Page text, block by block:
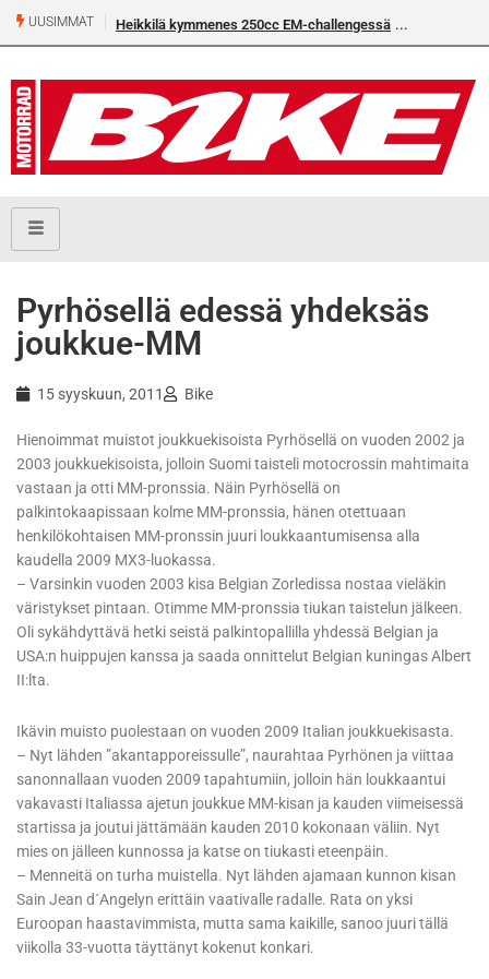
UUSIMMAT Heikkilä kymmenes 250cc EM-challengessä
Pyrhösellä edessä yhdeksäs
joukkue-MM
15 syyskuun, 2011 Bike
Hienoimmat muistot joukkuekisoista Pyrhösellä on vuoden 2002 ja
2003 joukkuekisoista, jolloin Suomi taisteli motocrossin mahtimaita
vastaan ja otti MM-pronssia. Näin Pyrhösellä on
palkintokaapissaan kolme MM-pronssia, hänen otettuaan
henkilökohtaisen MM-pronssin juuri loukkaantumisensa alla
kaudella 2009 MX3-luokassa.
– Varsinkin vuoden 2003 kisa Belgian Zorledissa nostaa vieläkin
väristykset pintaan. Otimme MM-pronssia tiukan taistelun jälkeen.
Oli sykähdyttävä hetki seistä palkintopallilla yhdessä Belgian ja
USA:n huippujen kanssa ja saada onnittelut Belgian kuningas Albert
II:lta.
Ikävin muisto puolestaan on vuoden 2009 Italian joukkuekisasta.
– Nyt lähden ”akantapporeissulle”, naurahtaa Pyrhönen ja viittaa
sanonnallaan vuoden 2009 tapahtumiin, jolloin hän loukkaantui
vakavasti Italiassa ajetun joukkue MM-kisan ja kauden viimeisessä
startissa ja joutui jättämään kauden 2010 kokonaan väliin. Nyt
mies on jälleen kunnossa ja katse on tiukasti eteenpäin.
– Menneitä on turha muistella. Nyt lähden ajamaan kunnon kisan
Sain Jean d´Angelyn erittäin vaativalle radalle. Rata on yksi
Euroopan haastavimmista, mutta sama kaikille, sanoo juuri tällä
viikolla 33-vuotta täyttänyt kokenut konkari.